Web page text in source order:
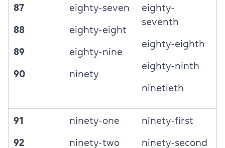
87
88
89
90
eighty-seven
eighty-eight
eighty-nine
ninety
eighty-
seventh
eighty-eighth
eighty-ninth
ninetieth
91
92
ninety-one
ninety-two
ninety-first
ninety-second